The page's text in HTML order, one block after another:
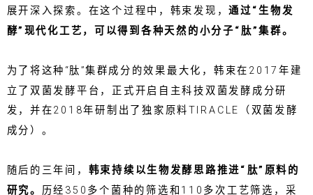
展开深入探索。在这个过程中，韩束发现，通过“生物发
酵”现代化工艺，可以得到各种天然的小分子“肽”集群。
为了将这种“肽”集群成分的效果最大化，韩束在2017年建
立了双菌发酵平台，正式开启自主科技双菌发酵成分研
发，并在2018年研制出了独家原料TIRACLE（双菌发酵
成分）。
随后的三年间， 韩束持续以生物发酵思路推进“肽”原料的
研究。 历经350多个菌种的筛选和110多次工艺筛选，采